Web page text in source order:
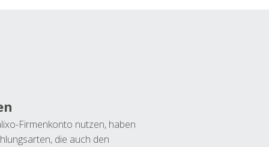
Firmenkonto nutzen, haben
die auch den